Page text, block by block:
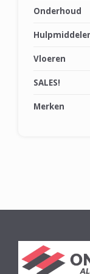
Onderhoud
Vloeren
SALES!
Merken